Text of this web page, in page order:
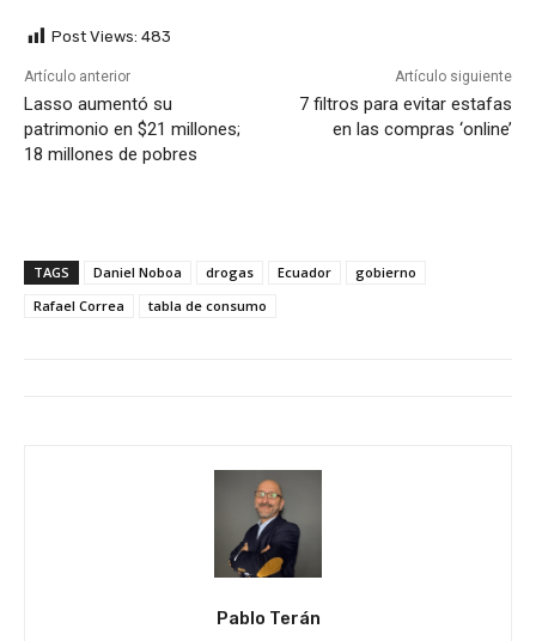
Post Views: 483
Artículo anterior
Lasso aumentó su
patrimonio en $21 millones;
18 millones de pobres
Artículo siguiente
7 filtros para evitar estafas
en las compras ‘online’
TAGS Daniel Noboa drogas Ecuador
gobierno
Rafael Correa
tabla de consumo
Pablo Terán